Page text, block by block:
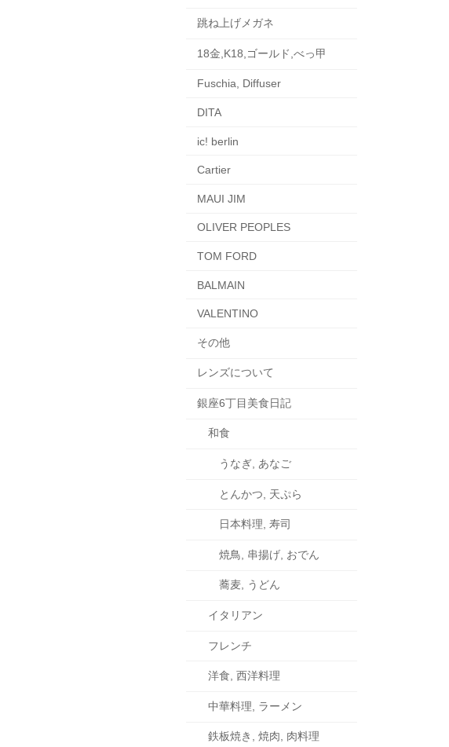
跳ね上げメガネ
18金,K18,ゴールド,べっ甲
Fuschia, Diffuser
DITA
ic! berlin
Cartier
MAUI JIM
OLIVER PEOPLES
TOM FORD
BALMAIN
VALENTINO
その他
レンズについて
銀座6丁目美食日記
和食
うなぎ, あなご
とんかつ, 天ぷら
日本料理, 寿司
焼鳥, 串揚げ, おでん
蕎麦, うどん
イタリアン
フレンチ
洋食, 西洋料理
中華料理, ラーメン
鉄板焼き, 焼肉, 肉料理